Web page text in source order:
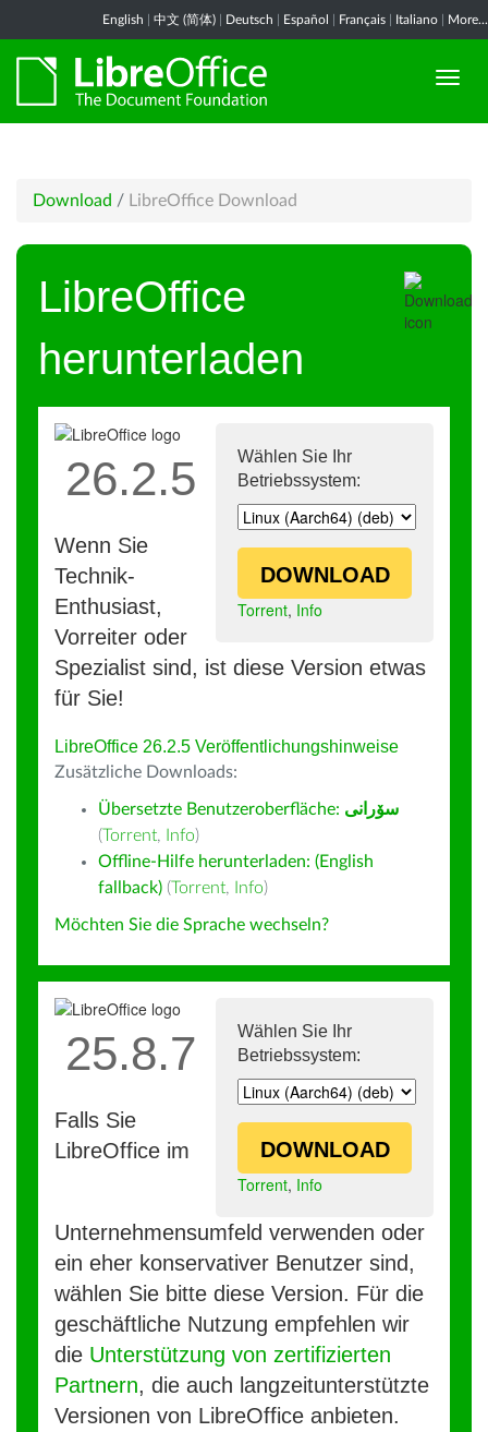
English 中文 (简体) Deutsch Español Français Italiano More...
Download / LibreOffice Download
LibreOffice
herunterladen
Wählen Sie Ihr
Betriebssystem:
DOWNLOAD
Torrent, Info
26.2.5
Wenn Sie
Technik-
Enthusiast,
Vorreiter oder
Spezialist sind, ist diese Version etwas
für Sie!
LibreOffice 26.2.5 Veröffentlichungshinweise
Zusätzliche Downloads:
Übersetzte Benutzeroberfläche: سۆرانی
(Torrent, Info)
Offline-Hilfe herunterladen: (English
fallback) (Torrent, Info)
Möchten Sie die Sprache wechseln?
Wählen Sie Ihr
Betriebssystem:
DOWNLOAD
Torrent, Info
25.8.7
Falls Sie
LibreOffice im
Unternehmensumfeld verwenden oder
ein eher konservativer Benutzer sind,
wählen Sie bitte diese Version. Für die
geschäftliche Nutzung empfehlen wir
die Unterstützung von zertifizierten
Partnern, die auch langzeitunterstützte
Versionen von LibreOffice anbieten.